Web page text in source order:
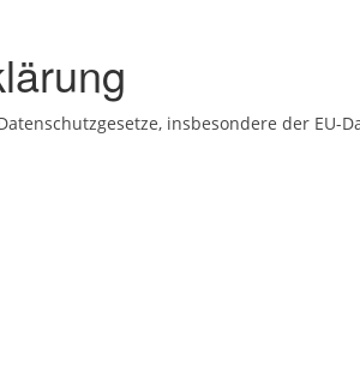
insbesondere der EU-